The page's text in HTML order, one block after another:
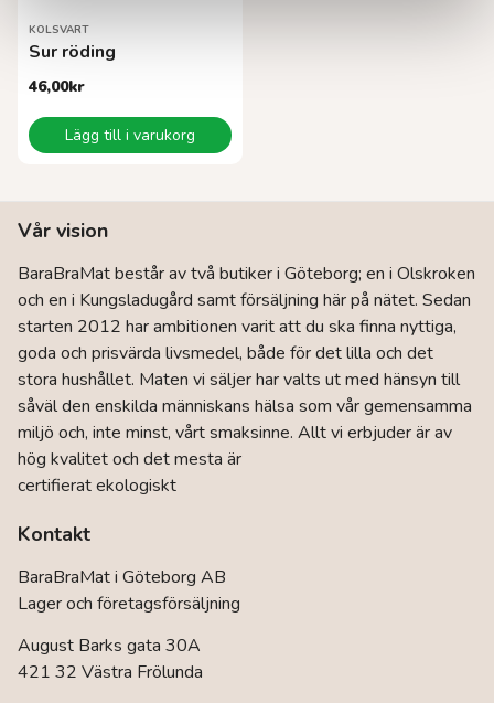
KOLSVART
Sur röding
46,00kr
Lägg till i varukorg
Vår vision
BaraBraMat består av två butiker i Göteborg; en i Olskroken
och en i Kungsladugård samt försäljning här på nätet. Sedan
starten 2012 har ambitionen varit att du ska finna nyttiga,
goda och prisvärda livsmedel, både för det lilla och det
stora hushållet. Maten vi säljer har valts ut med hänsyn till
såväl den enskilda människans hälsa som vår gemensamma
miljö och, inte minst, vårt smaksinne. Allt vi erbjuder är av
hög kvalitet och det mesta är
certifierat ekologiskt
Kontakt
BaraBraMat i Göteborg AB
Lager och företagsförsäljning
August Barks gata 30A
421 32 Västra Frölunda